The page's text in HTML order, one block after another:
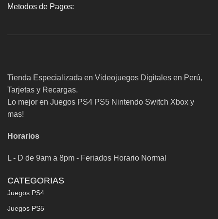
Metodos de Pagos:
Tienda Especializada en Videojuegos Digitales en Perú,
Tarjetas y Recargas.
Lo mejor en Juegos PS4 PS5 Nintendo Switch Xbox y
mas!
Horarios
L - D de 9am a 8pm - Feriados Horario Normal
CATEGORIAS
Juegos PS4
Juegos PS5